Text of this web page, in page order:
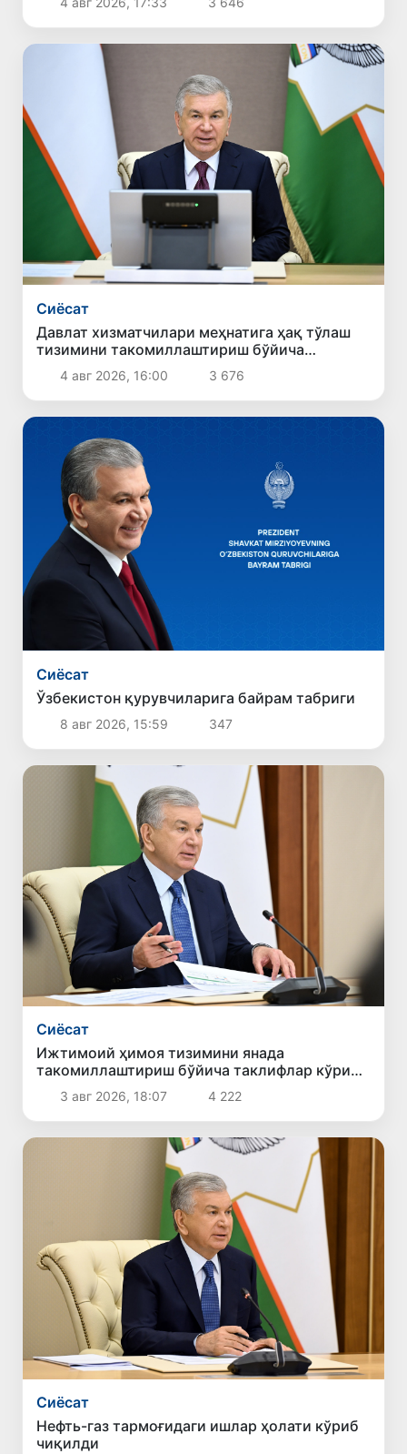
Сиёсат
Давлат хизматчилари меҳнатига ҳақ тўлаш
тизимини такомиллаштириш бўйича
таклифлар кўриб чиқилди
4 авг 2026, 16:00 3 676
Сиёсат
Ўзбекистон қурувчиларига байрам табриги
8 авг 2026, 15:59 347
Сиёсат
Ижтимоий ҳимоя тизимини янада
такомиллаштириш бўйича таклифлар кўриб
чиқилди
3 авг 2026, 18:07 4 222
Сиёсат
Нефть-газ тармоғидаги ишлар ҳолати кўриб
чиқилди